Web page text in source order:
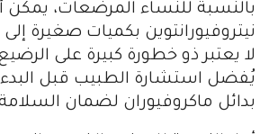
بالنسبة للنساء المرضعات، يمكن
نيتروفيورانتوين بكميات صغيرة إلى
لا يعتبر ذو خطورة كبيرة على
يُفضل استشارة الطبيب قبل
بدائل ماكروفيوران لضمان